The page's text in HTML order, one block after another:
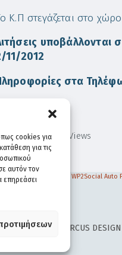
cookies για
για τις
αυτόν τον
επηρεάσει
K.Π στεγάζεται στο
11/2012
στα
1,251 Views
DESIGN BY CIRCUS
WP2Social Auto